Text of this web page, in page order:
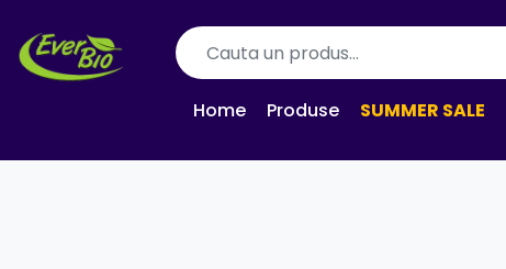
Home Produse SUMMER SALE